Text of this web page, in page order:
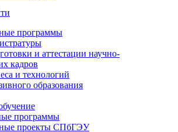
программы
и аттестации научно-
кадров
и технологий
образования
программы
проекты СПбГЭУ